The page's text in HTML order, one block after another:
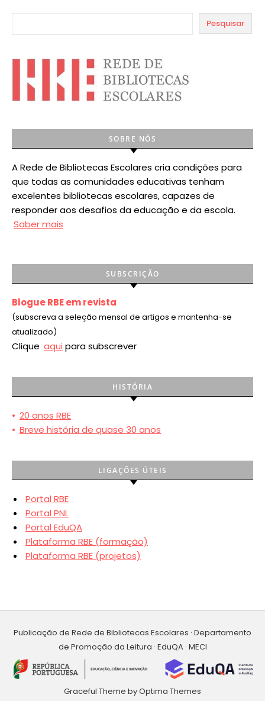
Pesquisar
SOBRE NÓS
A Rede de Bibliotecas Escolares cria condições para
que todas as comunidades educativas tenham
excelentes bibliotecas escolares, capazes de
responder aos desafios da educação e da escola.
Saber mais
SUBSCRIÇÃO
Blogue RBE em revista
(subscreva a seleção mensal de artigos e mantenha-se
atualizado)
Clique aqui para subscrever
HISTÓRIA
• 20 anos RBE
• Breve história de quase 30 anos
LIGAÇÕES ÚTEIS
Portal RBE
Portal PNL
Portal EduQA
Plataforma RBE (formação)
Plataforma RBE (projetos)
Publicação de Rede de Bibliotecas Escolares · Departamento
de Promoção da Leitura · EduQA · MECI
Graceful Theme byOptima Themes